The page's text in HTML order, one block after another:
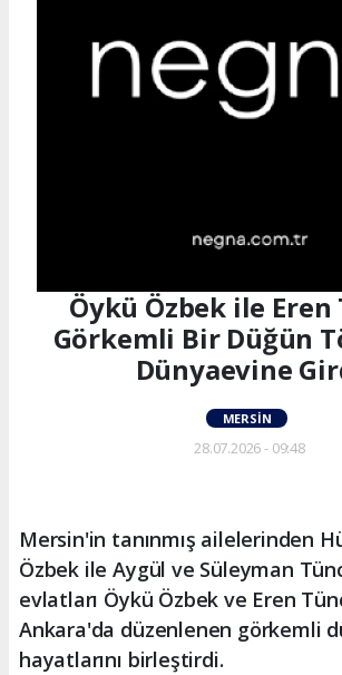
Öykü Özbek ile Eren
Görkemli Bir Düğün
Dünyaevine
MERSIN
28.07.2026 - 09:48
Mersin'in tanınmış ailelerinden
Özbek ile Aygül ve Süleyman
evlatları Öykü Özbek ve Eren
Ankara'da düzenlenen görkemli
hayatlarını birleştirdi.